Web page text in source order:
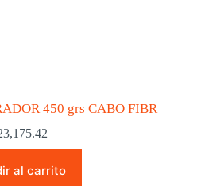
450 grs CABO FIBR
al carrito